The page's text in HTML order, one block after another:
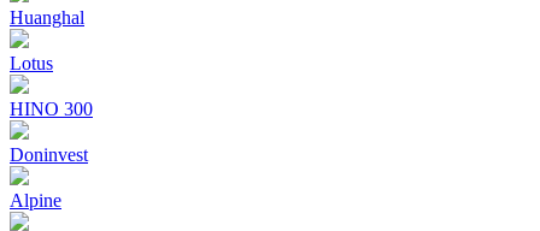
Huanghal
Lotus
HINO 300
Doninvest
Alpine